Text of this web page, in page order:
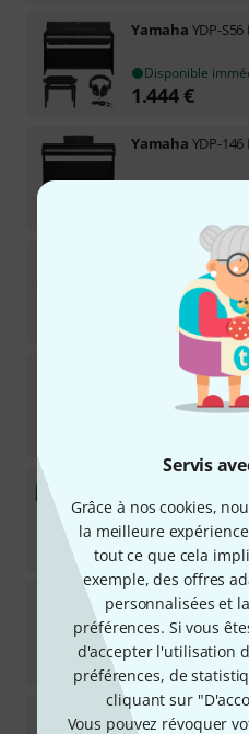
Servis
Grâce à nos cookies,
la meilleure
tout ce que cela
exemple, des offres
personnalisées et
préférences. Si vous
d'accepter l'utilisation
préférences, de
cliquant sur
Vous pouvez révoquer
Yamaha YDP-S56
Disponible
1.444€
Yamaha YDP-146
Disponible
P-525
11
Disponible
1.550
YamahaYDP-S35
1
Disponible
Disponible
311 €
YamahaYDP-S35
Disponible
919 €
Yamaha YDP-